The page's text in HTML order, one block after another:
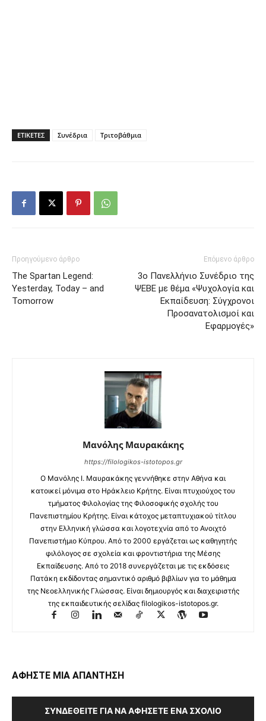
ΕΤΙΚΕΤΕΣ Συνέδρια Τριτοβάθμια
Προηγούμενο άρθρο
The Spartan Legend:
Yesterday, Today – and
Tomorrow
Επόμενο άρθρο
3o Πανελλήνιο Συνέδριο της
ΨΕΒΕ με θέμα «Ψυχολογία και
Εκπαίδευση: Σύγχρονοι
Προσανατολισμοί και
Εφαρμογές»
Μανόλης Μαυρακάκης
https://filologikos-istotopos.gr
Ο Μανόλης I. Μαυρακάκης γεννήθηκε στην Αθήνα και
κατοικεί μόνιμα στο Ηράκλειο Κρήτης. Είναι πτυχιούχος του
τμήματος Φιλολογίας της Φιλοσοφικής σχολής του
Πανεπιστημίου Κρήτης. Είναι κάτοχος μεταπτυχιακού τίτλου
στην Ελληνική γλώσσα και λογοτεχνία από το Ανοιχτό
Πανεπιστήμιο Κύπρου. Από το 2000 εργάζεται ως καθηγητής
φιλόλογος σε σχολεία και φροντιστήρια της Μέσης
Εκπαίδευσης. Από το 2018 συνεργάζεται με τις εκδόσεις
Πατάκη εκδίδοντας σημαντικό αριθμό βιβλίων για το μάθημα
της Νεοελληνικής Γλώσσας. Είναι δημιουργός και διαχειριστής
της εκπαιδευτικής σελίδας filologikos-istotopos.gr.
ΑΦΗΣΤΕ ΜΙΑ ΑΠΑΝΤΗΣΗ
ΣΥΝΔΕΘΕΊΤΕ ΓΙΑ ΝΑ ΑΦΉΣΕΤΕ ΈΝΑ ΣΧΌΛΙΟ